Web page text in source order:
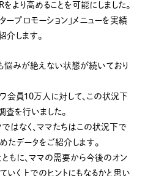
より高めることを可能にしました。
ープロモーション」メニューを実績
します。
悩みが絶えない状態が続いており
会員10万人に対して、この状況下
を行いました。
はなく、ママたちはこの状況下で
たデータをご紹介します。
もに、ママの需要から今後のオン
いく上でのヒントにもなるかと思い